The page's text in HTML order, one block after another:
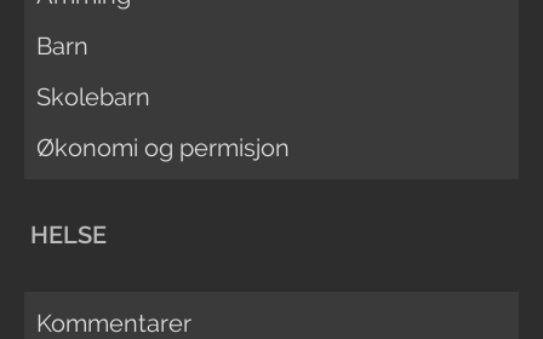
Barn
Skolebarn
Økonomi og permisjon
HELSE
Kommentarer